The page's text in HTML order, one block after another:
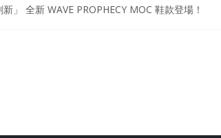
」 全新 WAVE PROPHECY MOC 鞋款登場！
時代單色調的影響力 New Balance x Joe
BALANCE / TOKYO DESIGN STUDIO ML610